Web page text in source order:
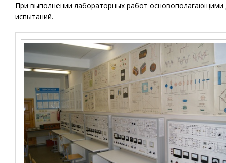
При выполнении лабораторных работ
испытаний.